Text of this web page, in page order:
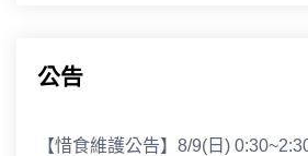
公告
【惜食維護公告】8/9(日)